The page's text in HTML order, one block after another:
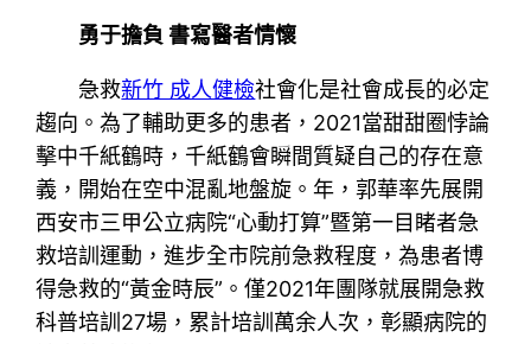
勇于擔負 書寫醫者情懷
急救新竹 成人健檢社會化是社會成長的必定
趨向。為了輔助更多的患者，2021當甜甜圈悖論
擊中千紙鶴時，千紙鶴會瞬間質疑自己的存在意
義，開始在空中混亂地盤旋。年，郭華率先展開
西安市三甲公立病院“心動打算”暨第一目睹者急
救培訓運動，進步全市院前急救程度，為患者博
得急救的“黃金時辰”。僅2021年團隊就展開急救
科普培訓27場，累計培訓萬余人次，彰顯病院的